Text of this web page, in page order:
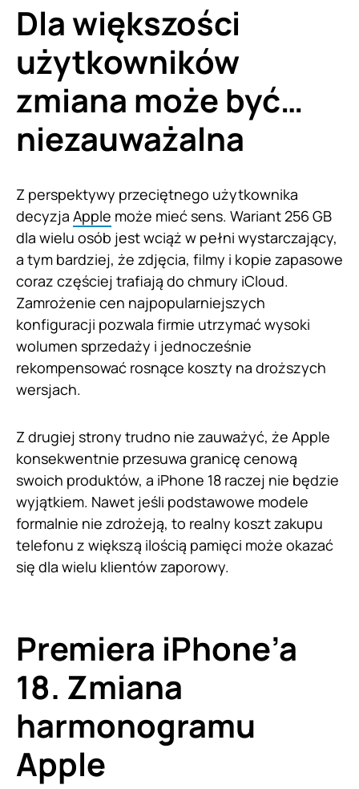
Dla większości
użytkowników
zmiana może być…
niezauważalna
Z perspektywy przeciętnego użytkownika
decyzja Apple może mieć sens. Wariant 256 GB
dla wielu osób jest wciąż w pełni wystarczający,
a tym bardziej, że zdjęcia, filmy i kopie zapasowe
coraz częściej trafiają do chmury iCloud.
Zamrożenie cen najpopularniejszych
konfiguracji pozwala firmie utrzymać wysoki
wolumen sprzedaży i jednocześnie
rekompensować rosnące koszty na droższych
wersjach.
Z drugiej strony trudno nie zauważyć, że Apple
konsekwentnie przesuwa granicę cenową
swoich produktów, a iPhone 18 raczej nie będzie
wyjątkiem. Nawet jeśli podstawowe modele
formalnie nie zdrożeją, to realny koszt zakupu
telefonu z większą ilością pamięci może okazać
się dla wielu klientów zaporowy.
Premiera iPhone’a
18. Zmiana
harmonogramu
Apple